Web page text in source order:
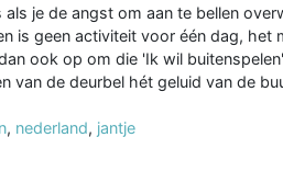
als je de angst om aan te bellen
is geen activiteit voor één dag, het
ook op om die 'Ik wil
van de deurbel hét geluid van de
, nederland, jantje